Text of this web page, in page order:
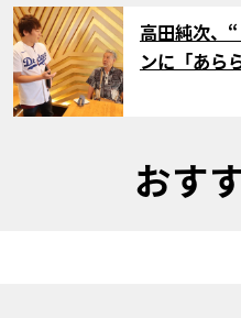
サムネイル
高田純次、
ンに「あら
おす